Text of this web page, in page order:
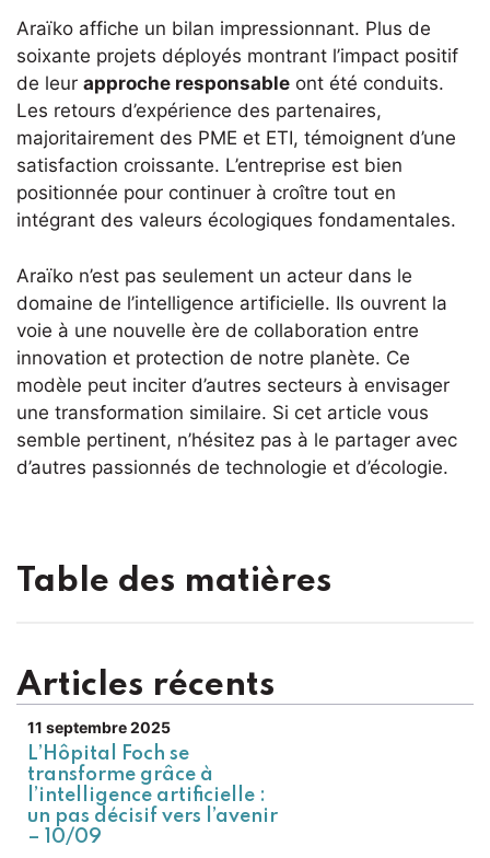
Araïko affiche un bilan impressionnant. Plus de
soixante projets déployés montrant l’impact positif
de leur approche responsable ont été conduits.
Les retours d’expérience des partenaires,
majoritairement des PME et ETI, témoignent d’une
satisfaction croissante. L’entreprise est bien
positionnée pour continuer à croître tout en
intégrant des valeurs écologiques fondamentales.
Araïko n’est pas seulement un acteur dans le
domaine de l’intelligence artificielle. Ils ouvrent la
voie à une nouvelle ère de collaboration entre
innovation et protection de notre planète. Ce
modèle peut inciter d’autres secteurs à envisager
une transformation similaire. Si cet article vous
semble pertinent, n’hésitez pas à le partager avec
d’autres passionnés de technologie et d’écologie.
Table des matières
Articles récents
11 septembre 2025
L’Hôpital Foch se
transforme grâce à
l’intelligence artificielle :
un pas décisif vers l’avenir
– 10/09